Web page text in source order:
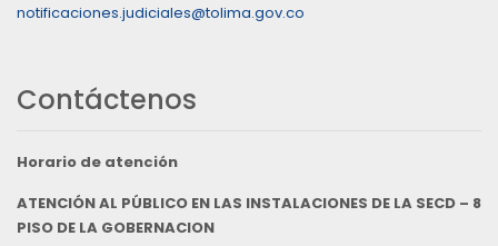
notificaciones.judiciales@tolima.gov.co
Contáctenos
Horario de atención
ATENCIÓN AL PÚBLICO EN LAS INSTALACIONES DE LA SECD – 8
PISO DE LA GOBERNACION